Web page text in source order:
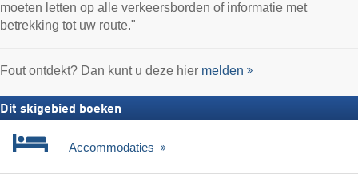
moeten letten op alle verkeersborden of informatie met
betrekking tot uw route."
Fout ontdekt? Dan kunt u deze hier melden
Dit skigebied boeken
Accommodaties